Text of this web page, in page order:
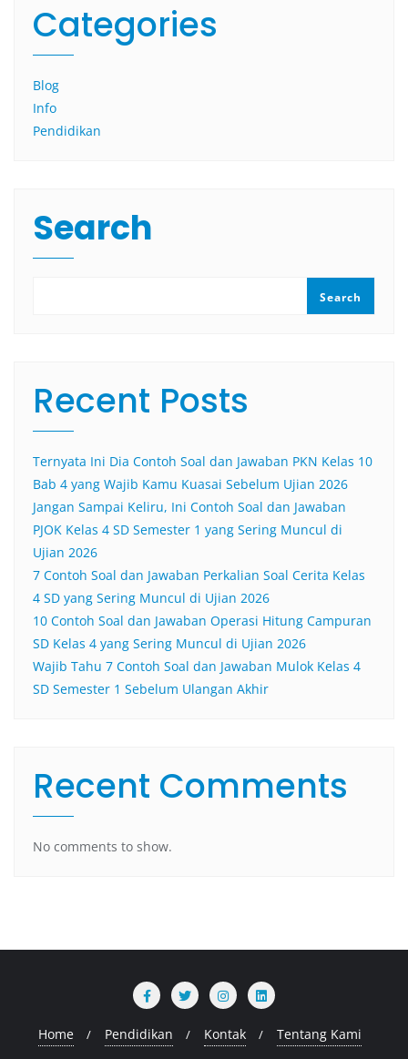
Categories
Blog
Info
Pendidikan
Search
Search
Recent Posts
Ternyata Ini Dia Contoh Soal dan Jawaban PKN Kelas 10
Bab 4 yang Wajib Kamu Kuasai Sebelum Ujian 2026
Jangan Sampai Keliru, Ini Contoh Soal dan Jawaban
PJOK Kelas 4 SD Semester 1 yang Sering Muncul di
Ujian 2026
7 Contoh Soal dan Jawaban Perkalian Soal Cerita Kelas
4 SD yang Sering Muncul di Ujian 2026
10 Contoh Soal dan Jawaban Operasi Hitung Campuran
SD Kelas 4 yang Sering Muncul di Ujian 2026
Wajib Tahu 7 Contoh Soal dan Jawaban Mulok Kelas 4
SD Semester 1 Sebelum Ulangan Akhir
Recent Comments
No comments to show.
Home Pendidikan Kontak Tentang Kami